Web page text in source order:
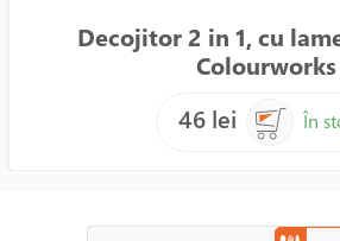
Decojitor 2 in 1, cu
Colourworks
46 lei
În